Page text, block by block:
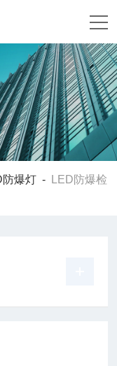
防爆灯 -
LED防爆检